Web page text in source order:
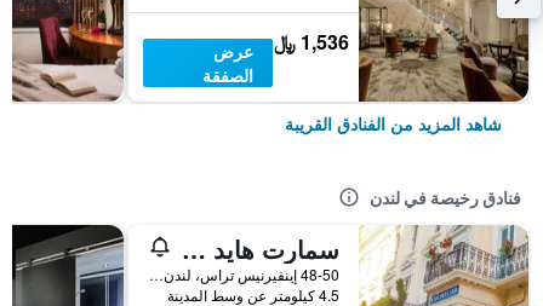
1,536 ﷼
عرض
الصفقة
شاهد المزيد من الفنادق القريبة
فنادق رخيصة في لندن
سمارت هايد بارك إن هوستل
48-50 إينفيرنيس تراس، لندن ، المملكة المتحدة, لندن, المملكة المتحدة
4.5 كيلومتر عن وسط المدينة